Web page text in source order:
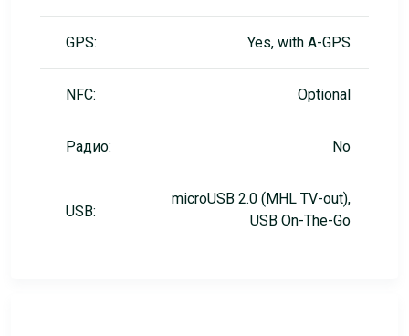
GPS: Yes, with A-GPS
NFC: Optional
Радио: No
USB:
microUSB 2.0 (MHL TV-out),
USB On-The-Go